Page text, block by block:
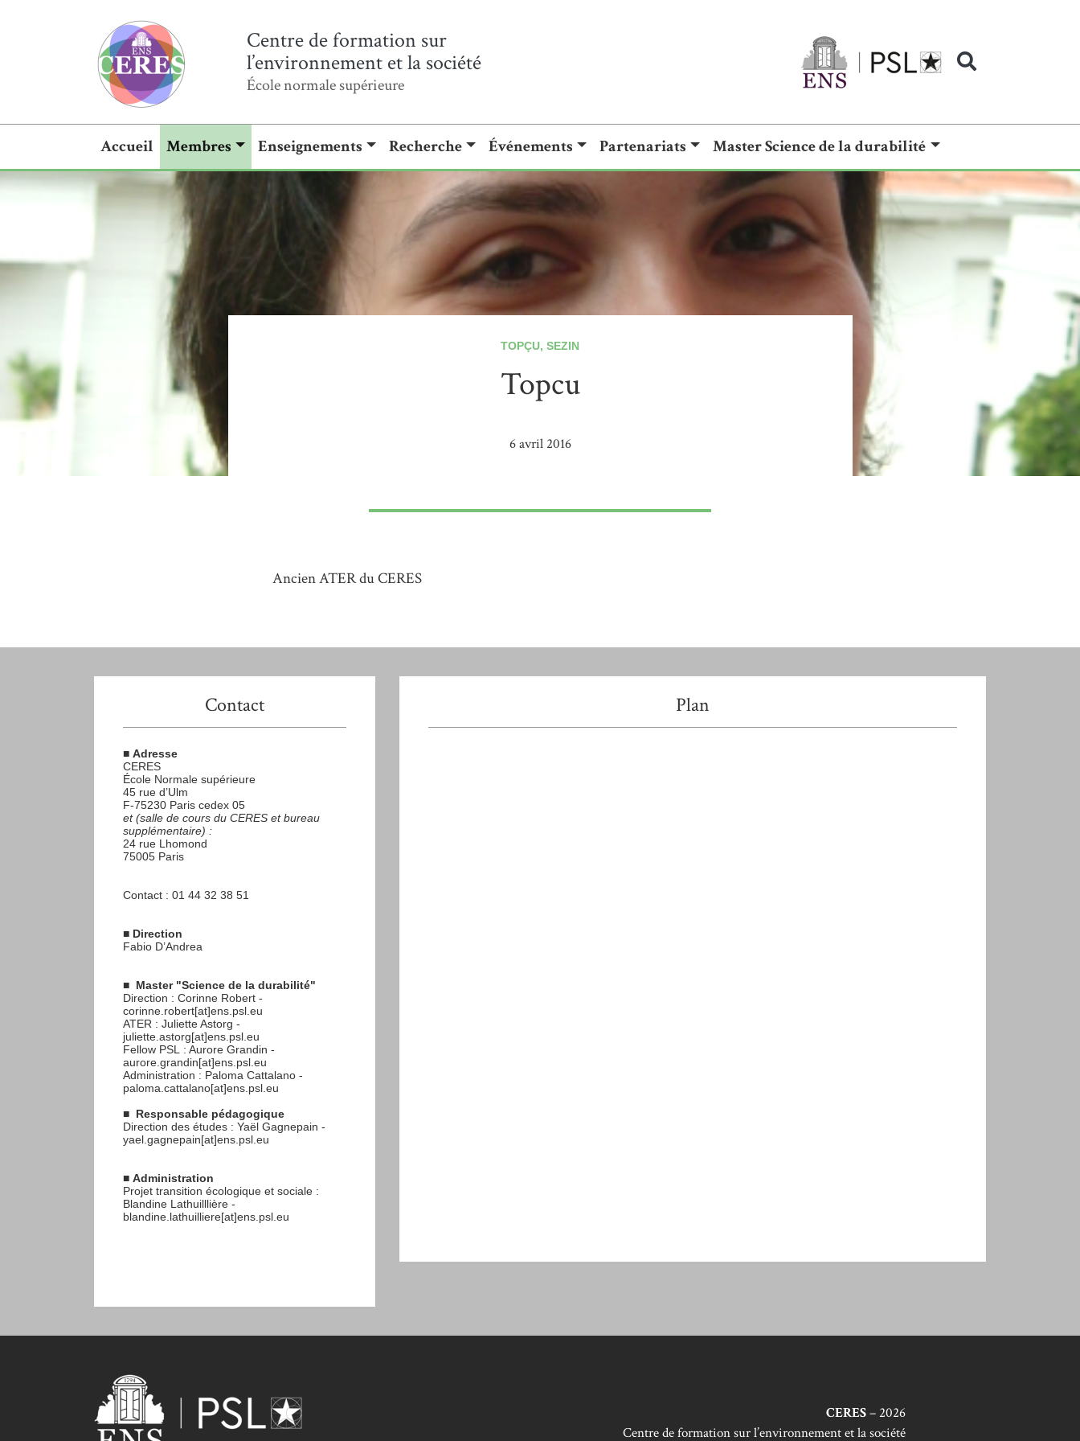
Centre de formation sur
l’environnement et la société
École normale supérieure
Accueil Membres Enseignements Recherche Événements Partenariats Master Science de la durabilité
TOPÇU, SEZIN
Topcu
6 avril 2016
Ancien ATER du CERES
Contact
■ Adresse
CERES
École Normale supérieure
45 rue d’Ulm
F-75230 Paris cedex 05
et (salle de cours du CERES et bureau
supplémentaire) :
24 rue Lhomond
75005 Paris
Contact : 01 44 32 38 51
■ Direction
Fabio D’Andrea
■ Master "Science de la durabilité"
Direction : Corinne Robert -
corinne.robert[at]ens.psl.eu
ATER : Juliette Astorg -
juliette.astorg[at]ens.psl.eu
Fellow PSL : Aurore Grandin -
aurore.grandin[at]ens.psl.eu
Administration : Paloma Cattalano -
paloma.cattalano[at]ens.psl.eu
■ Responsable pédagogique
Direction des études : Yaël Gagnepain -
yael.gagnepain[at]ens.psl.eu
■ Administration
Projet transition écologique et sociale :
Blandine Lathuilllière -
blandine.lathuilliere[at]ens.psl.eu
Plan
CERES– 2026
Centre de formation sur l’environnement et la société